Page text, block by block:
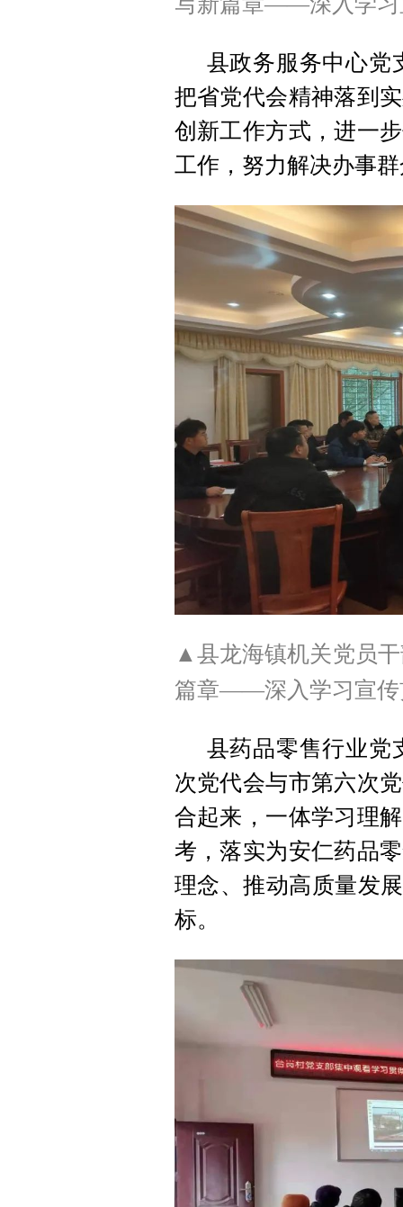
县政务服务中心党
把省党代会精神落到
创新工作方式，进一
工作，努力解决办事
▲县龙海镇机关党员
篇章——深入学习宣传
县药品零售行业党
次党代会与市第六次
合起来，一体学习理
考，落实为安仁药品
理念、推动高质量发
标。